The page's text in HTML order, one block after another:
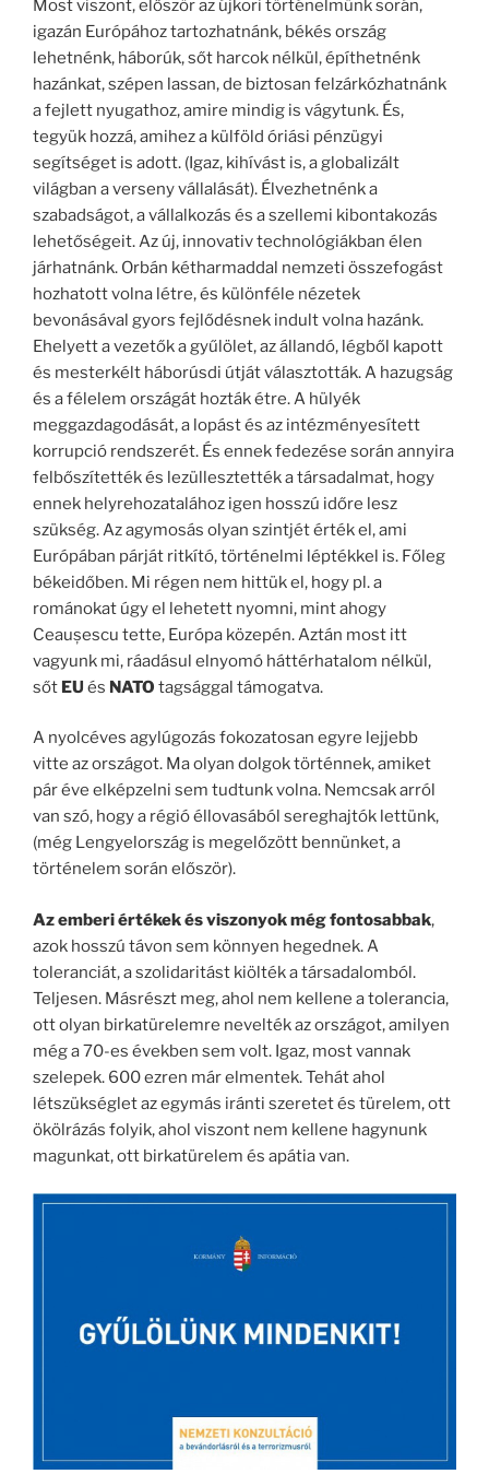
Most viszont, először az újkori történelmünk során,
igazán Európához tartozhatnánk, békés ország
lehetnénk, háborúk, sőt harcok nélkül, építhetnénk
hazánkat, szépen lassan, de biztosan felzárkózhatnánk
a fejlett nyugathoz, amire mindig is vágytunk. És,
tegyük hozzá, amihez a külföld óriási pénzügyi
segítséget is adott. (Igaz, kihívást is, a globalizált
világban a verseny vállalását). Élvezhetnénk a
szabadságot, a vállalkozás és a szellemi kibontakozás
lehetőségeit. Az új, innovativ technológiákban élen
járhatnánk. Orbán kétharmaddal nemzeti összefogást
hozhatott volna létre, és különféle nézetek
bevonásával gyors fejlődésnek indult volna hazánk.
Ehelyett a vezetők a gyűlölet, az állandó, légből kapott
és mesterkélt háborúsdi útját választották. A hazugság
és a félelem országát hozták étre. A hülyék
meggazdagodását, a lopást és az intézményesített
korrupció rendszerét. És ennek fedezése során annyira
felbőszítették és lezüllesztették a társadalmat, hogy
ennek helyrehozatalához igen hosszú időre lesz
szükség. Az agymosás olyan szintjét érték el, ami
Európában párját ritkító, történelmi léptékkel is. Főleg
békeidőben. Mi régen nem hittük el, hogy pl. a
románokat úgy el lehetett nyomni, mint ahogy
Ceaușescu tette, Európa közepén. Aztán most itt
vagyunk mi, ráadásul elnyomó háttérhatalom nélkül,
sőt EU és NATO tagsággal támogatva.
A nyolcéves agylúgozás fokozatosan egyre lejjebb
vitte az országot. Ma olyan dolgok történnek, amiket
pár éve elképzelni sem tudtunk volna. Nemcsak arról
van szó, hogy a régió éllovasából sereghajtók lettünk,
(még Lengyelország is megelőzött bennünket, a
történelem során először).
Az emberi értékek és viszonyok még fontosabbak,
azok hosszú távon sem könnyen hegednek. A
toleranciát, a szolidaritást kiölték a társadalomból.
Teljesen. Másrészt meg, ahol nem kellene a tolerancia,
ott olyan birkatürelemre nevelték az országot, amilyen
még a 70-es években sem volt. Igaz, most vannak
szelepek. 600 ezren már elmentek. Tehát ahol
létszükséglet az egymás iránti szeretet és türelem, ott
ökölrázás folyik, ahol viszont nem kellene hagynunk
magunkat, ott birkatürelem és apátia van.